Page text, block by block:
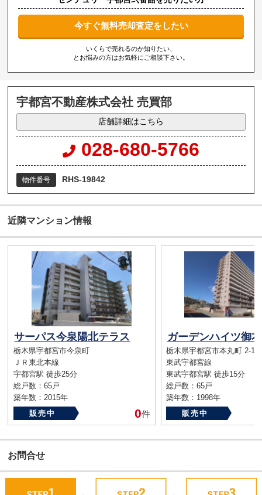
今すぐ無料売却査定をしたい
いくらで売れるのか知りたい、
とお悩みの方はお気軽にご相談下さい。
宇都宮不動産株式会社 売買部
店舗詳細はこちら
028-680-5766
物件番号 RHS-19842
近隣マンション情報
サーパス今泉陽北テラス
栃木県宇都宮市今泉町
ＪＲ東北本線
宇都宮駅 徒歩25分
総戸数：65戸
築年数：2015年
販売中
0件
ガーデンハイツ御
栃木県宇都宮市本丸町 2-16
東武宇都宮線
東武宇都宮駅 徒歩15分
総戸数：65戸
築年数：1998年
販売中
お問合せ